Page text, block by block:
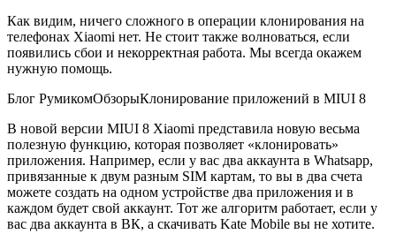
Как видим, ничего сложного в операции клонирования на
телефонах Xiaomi нет. Не стоит также волноваться, если
появились сбои и некорректная работа. Мы всегда окажем
нужную помощь.
Блог РумикомОбзорыКлонирование приложений в MIUI 8
В новой версии MIUI 8 Xiaomi представила новую весьма
полезную функцию, которая позволяет «клонировать»
приложения. Например, если у вас два аккаунта в Whatsapp,
привязанные к двум разным SIM картам, то вы в два счета
можете создать на одном устройстве два приложения и в
каждом будет свой аккаунт. Тот же алгоритм работает, если у
вас два аккаунта в ВК, а скачивать Kate Mobile вы не хотите.